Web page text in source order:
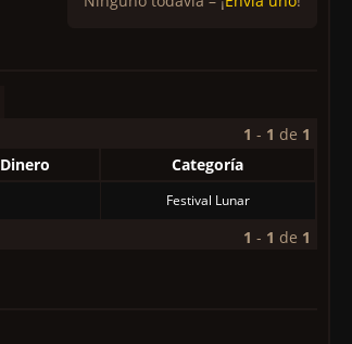
1 - 1 de 1
Dinero Categoría
Festival Lunar
1 - 1 de 1